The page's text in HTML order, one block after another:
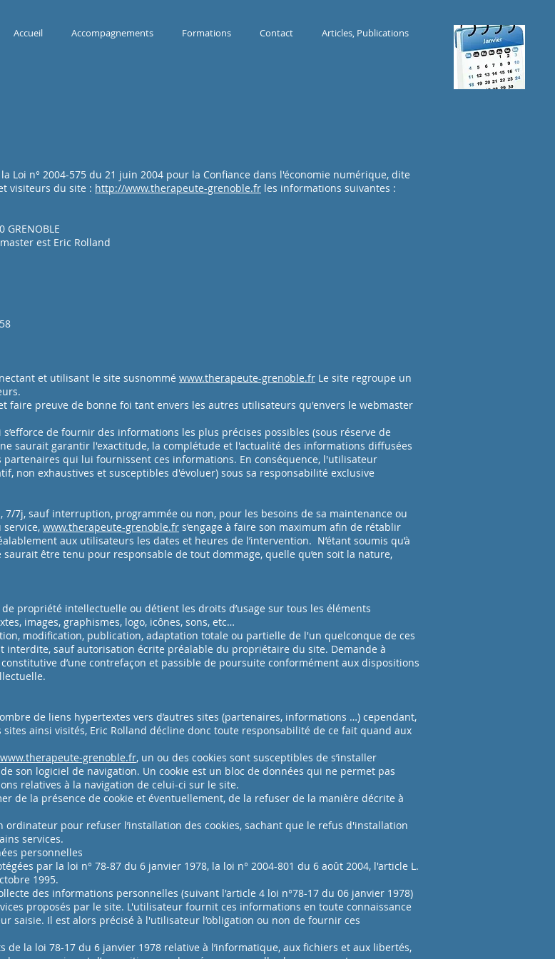
Accueil Accompagnements Formations Contact Articles, Publications
Loi n° 2004-575 du 21 juin 2004 pour la Confiance dans l'économie numérique, dite
visiteurs du site : http://www.therapeute-grenoble.fr les informations suivantes :
est Eric Rolland
et utilisant le site susnommé www.therapeute-grenoble.fr Le site regroupe un
faire preuve de bonne foi tant envers les autres utilisateurs qu'envers le webmaster
de fournir des informations les plus précises possibles (sous réserve de
saurait garantir l'exactitude, la complétude et l'actualité des informations diffusées
qui lui fournissent ces informations. En conséquence, l'utilisateur
non exhaustives et susceptibles d'évoluer) sous sa responsabilité exclusive
7j, sauf interruption, programmée ou non, pour les besoins de sa maintenance ou
service, www.therapeute-grenoble.fr s’engage à faire son maximum afin de rétablir
aux utilisateurs les dates et heures de l’intervention. N’étant soumis qu’à
saurait être tenu pour responsable de tout dommage, quelle qu’en soit la nature,
propriété intellectuelle ou détient les droits d’usage sur tous les éléments
images, graphismes, logo, icônes, sons, etc…
modification, publication, adaptation totale ou partielle de l'un quelconque de ces
interdite, sauf autorisation écrite préalable du propriétaire du site. Demande à
d’une contrefaçon et passible de poursuite conformément aux dispositions
de liens hypertextes vers d’autres sites (partenaires, informations …) cependant,
ainsi visités, Eric Rolland décline donc toute responsabilité de ce fait quand aux
www.therapeute-grenoble.fr, un ou des cookies sont susceptibles de s’installer
son logiciel de navigation. Un cookie est un bloc de données qui ne permet pas
relatives à la navigation de celui-ci sur le site.
de la présence de cookie et éventuellement, de la refuser de la manière décrite à
pour refuser l’installation des cookies, sachant que le refus d'installation
services.
personnelles
par la loi n° 78-87 du 6 janvier 1978, la loi n° 2004-801 du 6 août 2004, l'article L.
1995.
des informations personnelles (suivant l'article 4 loi n°78-17 du 06 janvier 1978)
proposés par le site. L'utilisateur fournit ces informations en toute connaissance
saisie. Il est alors précisé à l'utilisateur l’obligation ou non de fournir ces
la loi 78-17 du 6 janvier 1978 relative à l’informatique, aux fichiers et aux libertés,